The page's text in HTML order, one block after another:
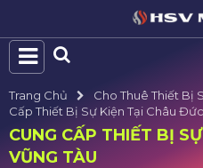
Trang Chủ Cho Thuê Thiết Bị
Cấp Thiết Bị Sự Kiện Tại Châu
CUNG CẤP THIẾT BỊ
VŨNG TÀU